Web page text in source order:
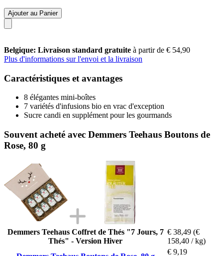
Ajouter au Panier
Belgique: Livraison standard gratuite à partir de € 54,90
Plus d'informations sur l'envoi et la livraison
Caractéristiques et avantages
8 élégantes mini-boîtes
7 variétés d'infusions bio en vrac d'exception
Sucre candi en supplément pour les gourmands
Souvent acheté avec Demmers Teehaus Boutons de
Rose, 80 g
Demmers Teehaus Coffret de Thés "7 Jours, 7
Thés" - Version Hiver
€ 38,49 (€
158,40 / kg)
€ 9,19